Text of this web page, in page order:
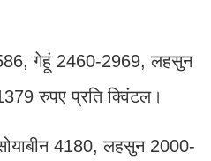
गेहूं 2460-2969, लहसुन
रुपए प्रति क्विंटल।
4180, लहसुन 2000-